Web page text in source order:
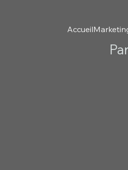
Accueil